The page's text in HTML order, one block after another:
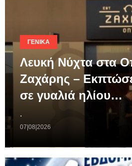
ΓΕΝΙΚΆ
Λευκή Νύχτα στα
Ζαχάρης –
σε γυαλιά ηλίου…
.
07|08|2026